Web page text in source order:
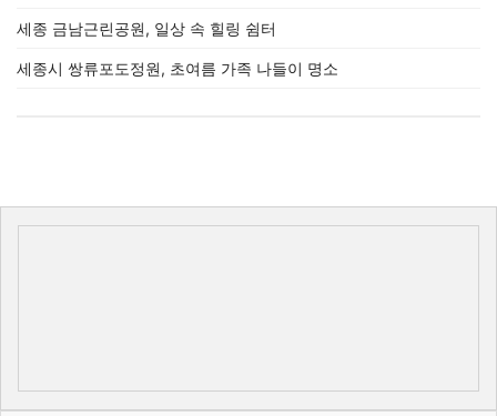
세종 금남근린공원, 일상 속 힐링 쉼터
세종시 쌍류포도정원, 초여름 가족 나들이 명소